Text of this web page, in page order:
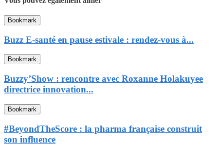
Bookmark
Buzz E-santé en pause estivale : rendez-vous à...
Bookmark
Buzzy’Show : rencontre avec Roxanne Holakuyee
directrice innovation...
Bookmark
#BeyondTheScore : la pharma française construit
son influence